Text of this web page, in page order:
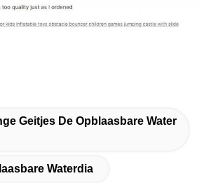
Geitjes De Opblaasbare Water
Waterdia